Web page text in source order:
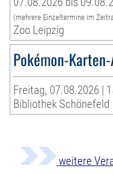
(mehrere Einzeltermine im
Zoo Leipzig
Pokémon-
Freitag, 07.08.2026 |
Bibliothek Schönefeld
weitere